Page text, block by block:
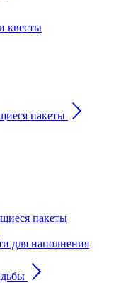
квесты
пакеты
пакеты
для наполнения